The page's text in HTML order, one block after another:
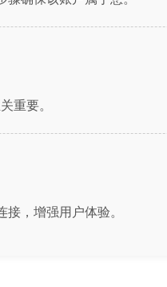
重要。
，增强用户体验。